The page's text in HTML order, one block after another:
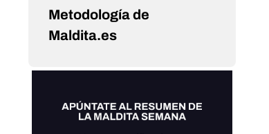
Metodología de
Maldita.es